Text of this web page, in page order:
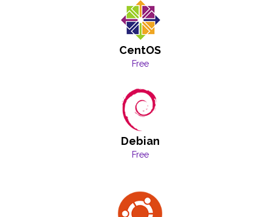
CentOS
Free
Debian
Free